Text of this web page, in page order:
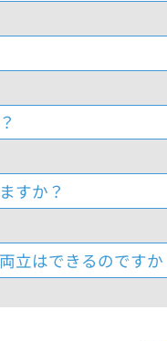
すか？
立はできるのですか